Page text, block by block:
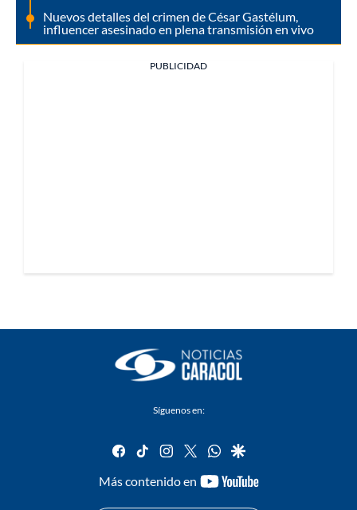
Nuevos detalles del crimen de César Gastélum,
influencer asesinado en plena transmisión en vivo
PUBLICIDAD
Síguenos en:
facebook
tiktok instagram
twitterwhatsapp
google
Más contenido en
youtube-